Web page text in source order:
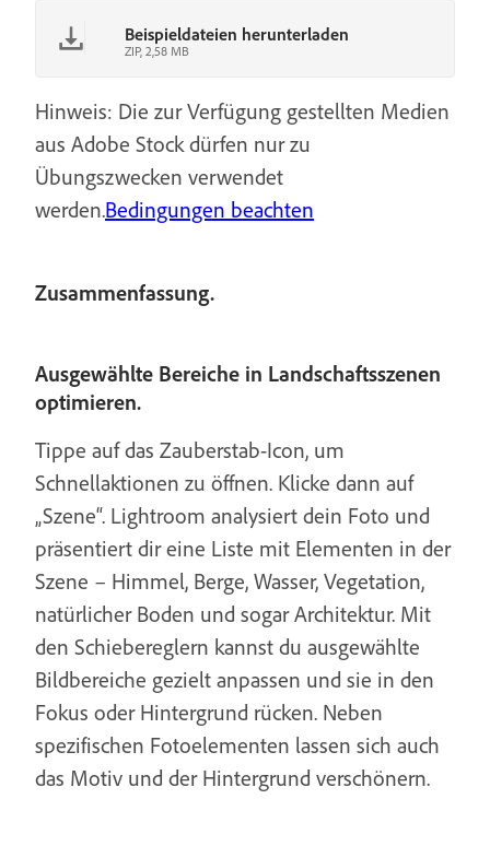
Beispieldateien herunterladen
ZIP, 2,58 MB
Hinweis: Die zur Verfügung gestellten Medien
aus Adobe Stock dürfen nur zu
Übungszwecken verwendet
werden.Bedingungen beachten
Zusammenfassung.
Ausgewählte Bereiche in Landschaftsszenen
optimieren.
Tippe auf das Zauberstab-Icon, um
Schnellaktionen zu öffnen. Klicke dann auf
„Szene“. Lightroom analysiert dein Foto und
präsentiert dir eine Liste mit Elementen in der
Szene – Himmel, Berge, Wasser, Vegetation,
natürlicher Boden und sogar Architektur. Mit
den Schiebereglern kannst du ausgewählte
Bildbereiche gezielt anpassen und sie in den
Fokus oder Hintergrund rücken. Neben
spezifischen Fotoelementen lassen sich auch
das Motiv und der Hintergrund verschönern.